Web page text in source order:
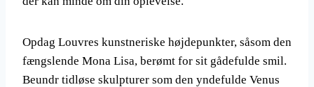
Opdag Louvres kunstneriske højdepunkter, såsom den
fængslende Mona Lisa, berømt for sit gådefulde smil.
Beundr tidløse skulpturer som den yndefulde Venus